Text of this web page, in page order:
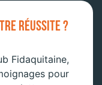
RÉUSSITE ?
Fidaquitaine,
pour